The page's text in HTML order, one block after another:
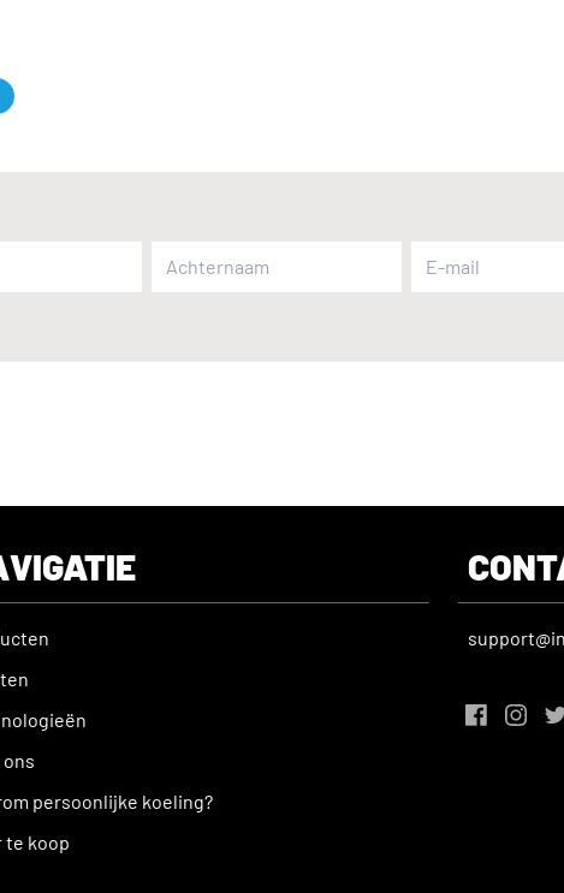
ons
persoonlijke koeling?
te koop